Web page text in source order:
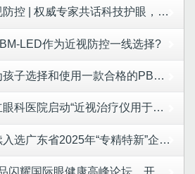
两会健康策聚焦近视防控 | 权威专家共话科技护眼，视景医疗LED红光成合规防控新选择
LED作为近视防控一线选择?
在家就能做！如何为孩子选择和使用一款合格的PBM-LED产品
贝贝乐联合河南省立眼科医院启动“近视治疗仪用于控制儿童青少年近视进展的安全性和有效性研究”项目！
恭贺｜视景医疗连续入选广东省2025年“专精特新”企业名单